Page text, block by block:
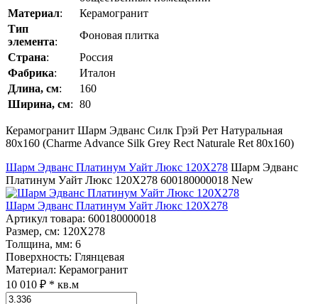
Материал:
Керамогранит
Тип
элемента:
Фоновая плитка
Страна:
Россия
Фабрика:
Италон
Длина, см:
160
Ширина, см: 80
Керамогранит Шарм Эдванс Силк Грэй Рет Натуральная
80x160 (Charme Advance Silk Grey Rect Naturale Ret 80x160)
Шарм Эдванс Платинум Уайт Люкс 120Х278 Шарм Эдванс
Платинум Уайт Люкс 120Х278 600180000018 New
Шарм Эдванс Платинум Уайт Люкс 120Х278
Артикул товара: 600180000018
Размер, см: 120Х278
Толщина, мм: 6
Поверхность: Глянцевая
Материал: Керамогранит
10 010 ₽ * кв.м